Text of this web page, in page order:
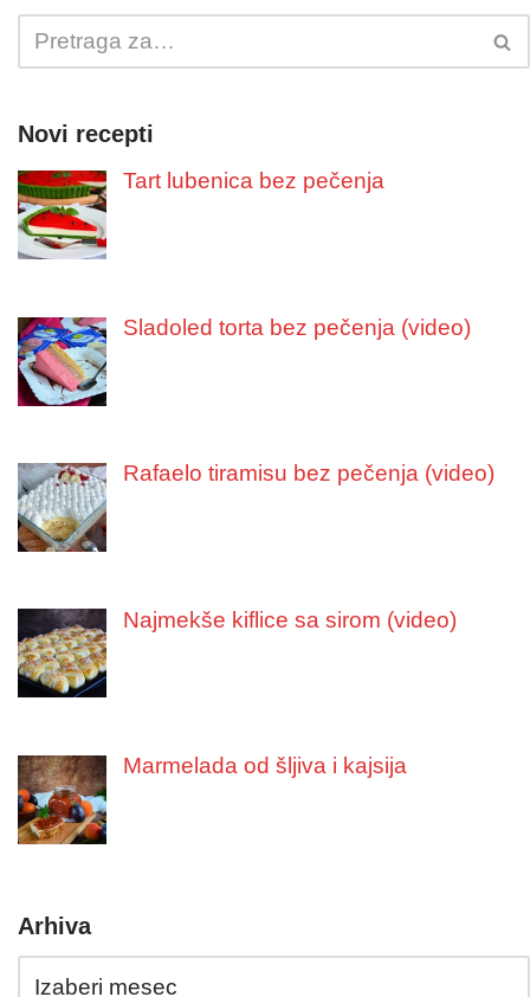
Novi recepti
Tart lubenica bez pečenja
Sladoled torta bez pečenja (video)
Rafaelo tiramisu bez pečenja (video)
Najmekše kiflice sa sirom (video)
Marmelada od šljiva i kajsija
Arhiva